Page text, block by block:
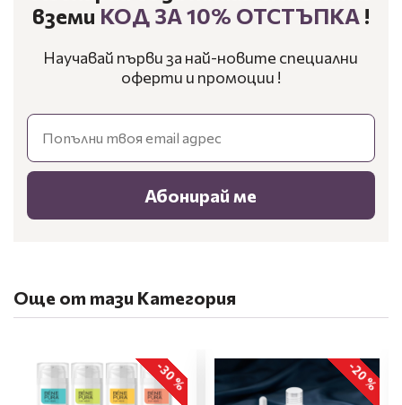
вземи КОД ЗА 10% ОТСТЪПКА !
Научавай първи за най-новите специални
оферти и промоции !
Email
Абонирай ме
Още от тази Категория
-30 % -20 %